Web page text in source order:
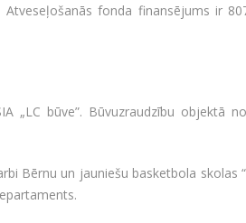
fonda finansējums ir
„LC būve”. Būvuzraudzību objektā
Bērnu un jauniešu basketbola skolas